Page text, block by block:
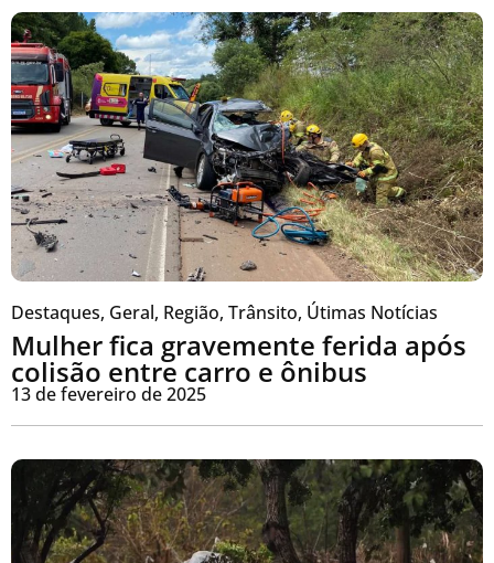
Destaques, Geral, Região, Trânsito, Útimas Notícias
Mulher fica gravemente ferida após
colisão entre carro e ônibus
13 de fevereiro de 2025